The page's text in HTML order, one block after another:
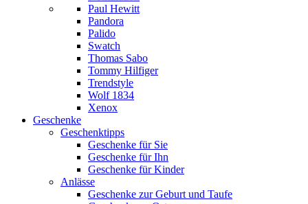
Paul Hewitt
Pandora
Palido
Swatch
Thomas Sabo
Tommy Hilfiger
Trendstyle
Wolf 1834
Xenox
Geschenke
Geschenktipps
Geschenke für Sie
Geschenke für Ihn
Geschenke für Kinder
Anlässe
Geschenke zur Geburt und Taufe